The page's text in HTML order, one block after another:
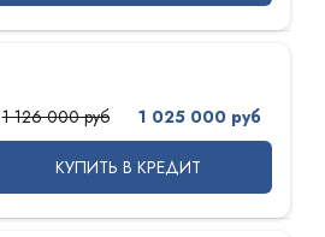
1 126 000 руб 1 025 000 руб
КУПИТЬ В КРЕДИТ